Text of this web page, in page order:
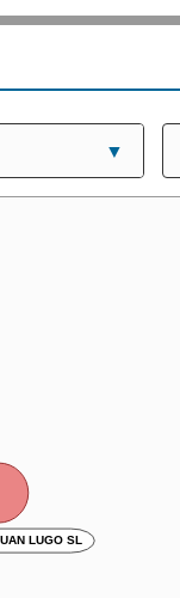
LUGO SL